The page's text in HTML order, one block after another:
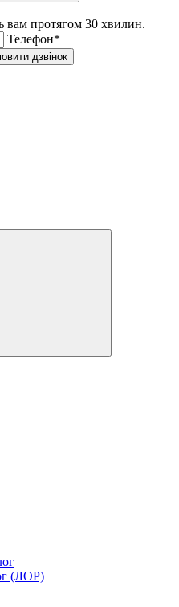
вам протягом 30 хвилин.
Телефон*
дзвінок
(ЛОР)